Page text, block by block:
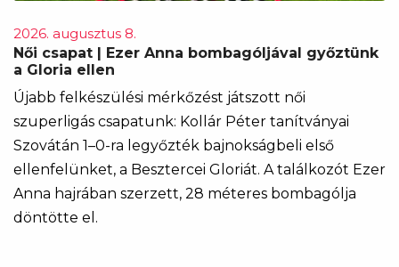
2026. augusztus 8.
Női csapat | Ezer Anna bombagóljával győztünk
a Gloria ellen
Újabb felkészülési mérkőzést játszott női
szuperligás csapatunk: Kollár Péter tanítványai
Szovátán 1–0-ra legyőzték bajnokságbeli első
ellenfelünket, a Besztercei Gloriát. A találkozót Ezer
Anna hajrában szerzett, 28 méteres bombagólja
döntötte el.